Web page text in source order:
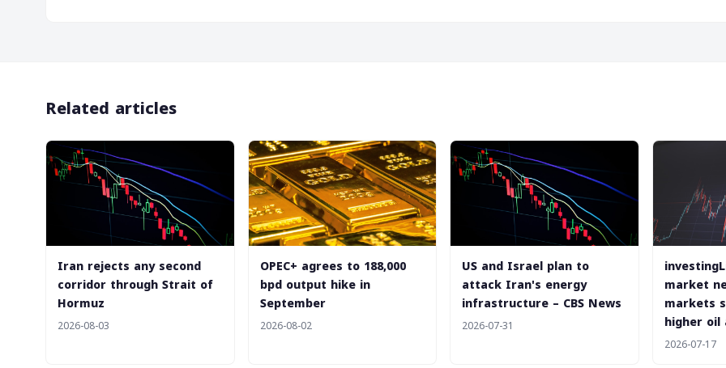
Related articles
Iran rejects any second
corridor through Strait of
Hormuz
2026-08-03
‎OPEC+ agrees to 188,000
bpd output hike in
September
2026-08-02
US and Israel plan to
attack Iran's energy
infrastructure – CBS News
2026-07-31
market
markets
higher oil
2026-07-17